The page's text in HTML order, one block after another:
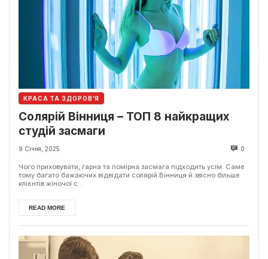
КРАСА ТА ЗДОРОВ'Я
Солярій Вінниця – ТОП 8 найкращих
студій засмаги
9 Січня, 2025 0
Чого приховувати, гарна та помірна засмага підходить усім. Саме
тому багато бажаючих відвідати солярій Вінниця й звісно більше
клієнтів жіночої с...
READ MORE